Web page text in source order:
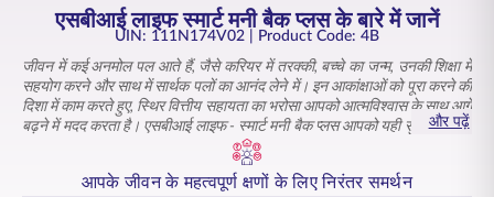
जिससे नियोजन में स्पष्टता और पूर्वानुमान सुनिश्चित होता है। एसबीआई लाइफ -स्मार्ट
मनी बैक प्लसआपको निश्चिंत होकर आगे बढ़ने में सक्षम बनाता है, जीवन के हर मोड़ पर
आपका साथ देता है और भविष्य को सुरक्षित करने में आपकी सहायता करता है
एसबीआई लाइफ स्मार्ट मनी बैक प्लस के बारे में जानें
UIN: 111N174V02
| Product Code: 4B
जीवन में कई अनमोल पल आते हैं, जैसे करियर में तरक्की, बच्चे का जन्म, उनकी शिक्षा में
सहयोग करने और साथ में सार्थक पलों का आनंद लेने में। इन आकांक्षाओं को पूरा करने की
दिशा में काम करते हुए, स्थिर वित्तीय सहायता का भरोसा आपको आत्मविश्वास के साथ आगे
बढ़ने में मदद करता है। एसबीआई लाइफ - स्मार्ट मनी बैक प्लसआपको यही सुरक्षा प्रदान
करता है, जिससे आपका भविष्य सुरक्षित रहता है।
यह व्यक्तिगत, गैर-लिंक्ड, सहभागी जीवन बीमा बचत उत्पाद, पॉलिसी अवधि के दौरान
जीवन बीमा कवरेज के साथ-साथ जीवन के महत्वपूर्ण चरणों के लिए नियमित गारंटीकृत
और पढ़ें
आपके जीवन के महत्वपूर्ण क्षणों के लिए निरंतर समर्थन